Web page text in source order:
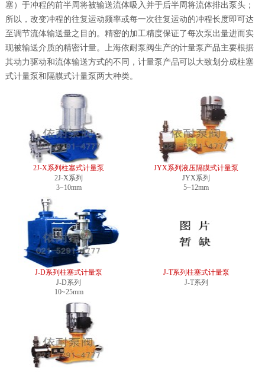
塞）于冲程的前半周将被输送流体吸入并于后半周将流体排出泵头；
所以，改变冲程的往复运动频率或每一次往复运动的冲程长度即可达
至调节流体输送量之目的。精密的加工精度保证了每次泵出量进而实
现被输送介质的精密计量。上海依耐泵阀生产的计量泵产品主要根据
其动力驱动和流体输送方式的不同，计量泵产品可以大致划分成柱塞
式计量泵和隔膜式计量泵两大种类。
2J-X系列柱塞式计量泵
2J-X系列
3~10mm
JYX系列液压隔膜式计量泵
JYX系列
5~12mm
J-D系列柱塞式计量泵
J-D系列
10~25mm
J-T系列柱塞式计量泵
J-T系列